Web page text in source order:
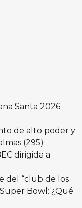
Santa 2026
de alto poder y
(295)
dirigida a
del “club de los
Bowl: ¿Qué